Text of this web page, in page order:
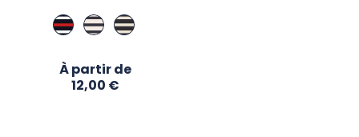
Marine
/
/
Ecru
Écru/Marine
Marine/
Écru
Prix
À partir de
12,00 €